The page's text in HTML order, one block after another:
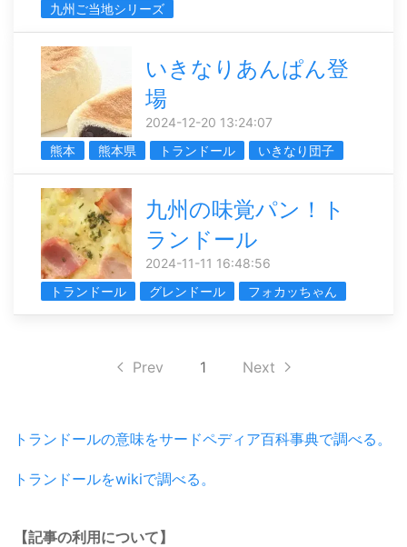
九州ご当地シリーズ
いきなりあんぱん登
場
2024-12-20 13:24:07
熊本
熊本県 トランドール いきなり団子
九州の味覚パン！ト
ランドール
2024-11-11 16:48:56
トランドール
グレンドール フォカッちゃん
Prev 1 Next
トランドールの意味をサードペディア百科事典で調べる。
トランドールをwikiで調べる。
【記事の利用について】